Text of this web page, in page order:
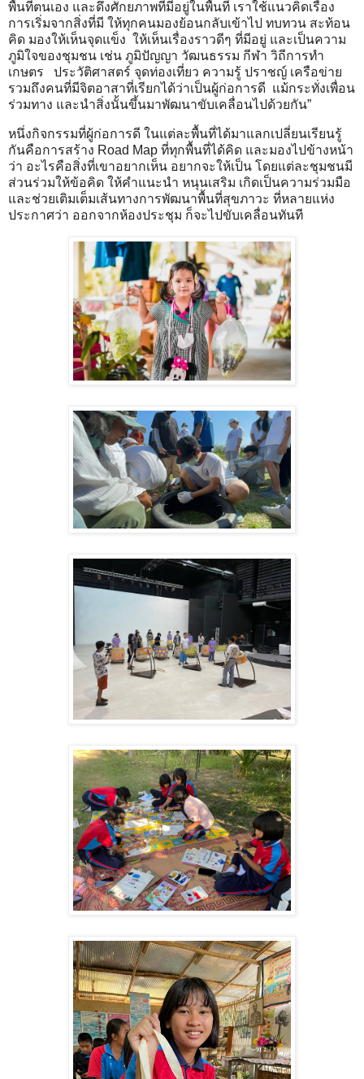
พื้นที่ตนเอง และดึงศักยภาพที่มีอยู่ในพื้นที่ เราใช้แนวคิดเรื่อง
การเริ่มจากสิ่งที่มี ให้ทุกคนมองย้อนกลับเข้าไป ทบทวน สะท้อน
คิด มองให้เห็นจุดแข็ง ให้เห็นเรื่องราวดีๆ ที่มีอยู่ และเป็นความ
ภูมิใจของชุมชน เช่น ภูมิปัญญา วัฒนธรรม กีฬา วิถีการทำ
เกษตร ประวัติศาสตร์ จุดท่องเที่ยว ความรู้ ปราชญ์ เครือข่าย
รวมถึงคนที่มีจิตอาสาที่เรียกได้ว่าเป็นผู้ก่อการดี แม้กระทั่งเพื่อน
ร่วมทาง และนำสิ่งนั้นขึ้นมาพัฒนาขับเคลื่อนไปด้วยกัน”
หนึ่งกิจกรรมที่ผู้ก่อการดี ในแต่ละพื้นที่ได้มาแลกเปลี่ยนเรียนรู้
กันคือการสร้าง Road Map ที่ทุกพื้นที่ได้คิด และมองไปข้างหน้า
ว่า อะไรคือสิ่งที่เขาอยากเห็น อยากจะให้เป็น โดยแต่ละชุมชนมี
ส่วนร่วมให้ข้อคิด ให้คำแนะนำ หนุนเสริม เกิดเป็นความร่วมมือ
และช่วยเติมเต็มเส้นทางการพัฒนาพื้นที่สุขภาวะ ที่หลายแห่ง
ประกาศว่า ออกจากห้องประชุม ก็จะไปขับเคลื่อนทันที